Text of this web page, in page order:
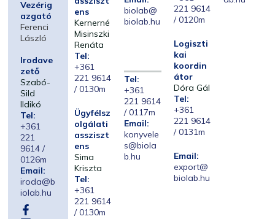
Vezérig
azgató
Ferenci
László
Irodave
zető
Szabó-
Sild
Ildikó
Tel:
+361
221
9614 /
0126m
Email:
iroda@b
iolab.hu
ens
Kernerné
Misinszki
Renáta
Tel:
+361
221 9614
/ 0130m
Ügyfélsz
olgálati
assziszt
ens
Sima
Kriszta
Tel:
+361
221 9614
/ 0130m
biolab@
biolab.hu
Tel:
+361
221 9614
/ 0117m
Email:
konyvele
s@biola
b.hu
221 9614
/ 0120m
Logiszti
kai
koordin
átor
Dóra Gál
Tel:
+361
221 9614
/ 0131m
Email:
export@
biolab.hu